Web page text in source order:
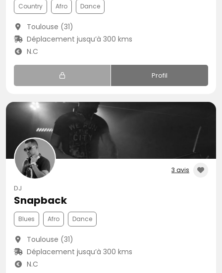
Country Afro Dance
Toulouse (31)
Déplacement jusqu’à 300 kms
N.C
Profil
3 avis
DJ
Snapback
Blues Afro Dance
Toulouse (31)
Déplacement jusqu’à 300 kms
N.C